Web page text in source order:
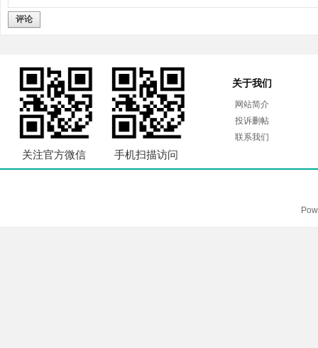
评论
关注官方微信 手机扫描访问
关于我们
网站简介
投诉删帖
联系我们